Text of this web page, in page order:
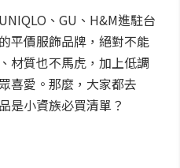
、GU、H&M進駐台
平價服飾品牌，絕對不能
材質也不馬虎，加上低調
喜愛。那麼，大家都去
是小資族必買清單？